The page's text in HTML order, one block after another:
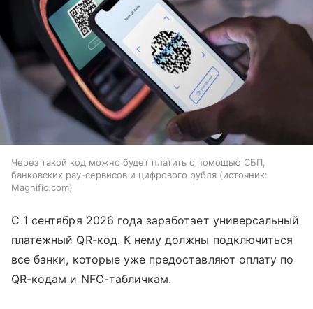
Через такой код можно будет платить с помощью СБП,
банковских pay-сервисов и цифрового рубля
источник:
Magnific.com
С 1 сентября 2026 года заработает универсальный
платежный QR-код. К нему должны подключиться
все банки, которые уже предоставляют оплату по
QR-кодам и NFC-табличкам.